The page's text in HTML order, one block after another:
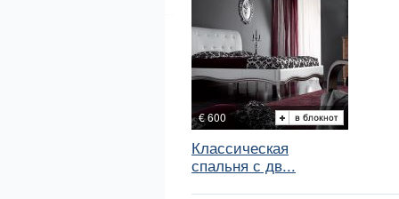
€ 600
Классическая
спальня с дв...